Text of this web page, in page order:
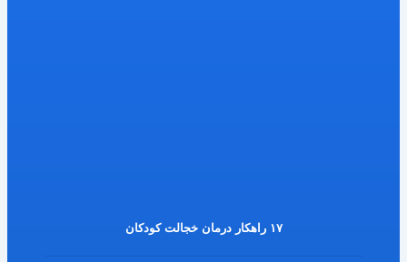
۱۷ راهکار درمان خجالت کودکان